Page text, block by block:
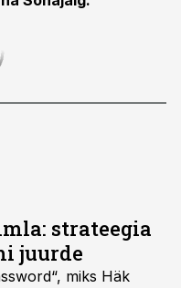
strateegia
juurde
miks Häk